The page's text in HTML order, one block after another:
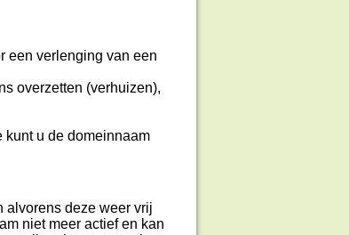
een verlenging van een
overzetten (verhuizen),
kunt u de domeinnaam
alvorens deze weer vrij
niet meer actief en kan